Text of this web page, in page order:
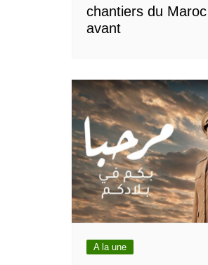
chantiers du
avant
A la une